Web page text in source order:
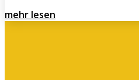
mehr lesen